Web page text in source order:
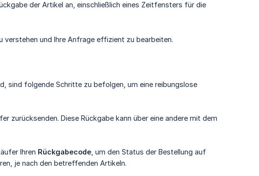
der Artikel an, einschließlich eines Zeitfensters für die
verstehen und Ihre Anfrage effizient zu bearbeiten.
sind folgende Schritte zu befolgen, um eine reibungslose
zurücksenden. Diese Rückgabe kann über eine andere mit dem
Ihren Rückgabecode , um den Status der Bestellung auf
je nach den betreffenden Artikeln.